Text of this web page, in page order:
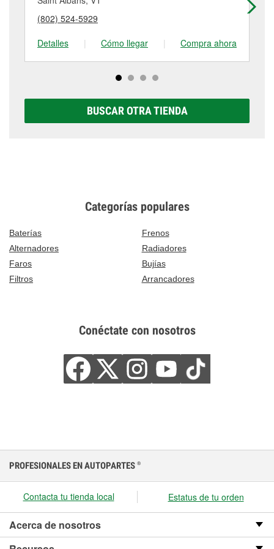
más detalles, contáctanos al
visítanos en 413 Main Street, Enosburg Falls, VT.
tienda #5696 para obtener más información.
(802) 524-5929
Detalles
| Cómo llegar | Compra ahora
BUSCAR OTRA TIENDA
Categorías populares
Baterías
Frenos
Alternadores
Radiadores
Faros
Bujías
Filtros
Arrancadores
Conéctate con nosotros
PROFESIONALES EN AUTOPARTES ®
Contacta tu tienda local Estatus de tu orden
Acerca de nosotros